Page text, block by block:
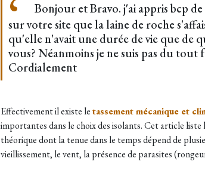
Bonjour et Bravo. j'ai appris bcp de
sur votre site que la laine de roche
qu'elle n'avait une durée de vie que de
vous? Néanmoins je ne suis pas du tout
Cordialement
Effectivement il existe letassement mécanique et
importantes dans le choix des isolants. Cet article liste
théorique dont la tenue dans le temps dépend de
vieillissement, le vent, la présence de parasites